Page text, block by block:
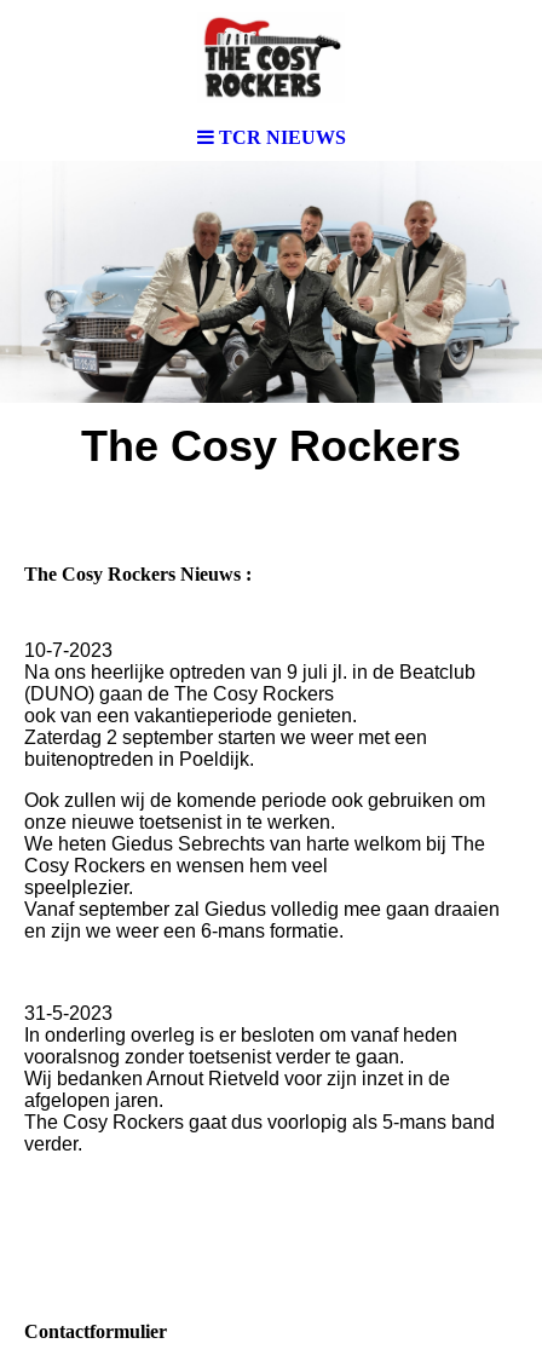
TCR NIEUWS
The Cosy Rockers
The Cosy Rockers Nieuws :
10-7-2023
Na ons heerlijke optreden van 9 juli jl. in de Beatclub
(DUNO) gaan de The Cosy Rockers
ook van een vakantieperiode genieten.
Zaterdag 2 september starten we weer met een
buitenoptreden in Poeldijk.
Ook zullen wij de komende periode ook gebruiken om
onze nieuwe toetsenist in te werken.
We heten Giedus Sebrechts van harte welkom bij The
Cosy Rockers en wensen hem veel
speelplezier.
Vanaf september zal Giedus volledig mee gaan draaien
en zijn we weer een 6-mans formatie.
31-5-2023
In onderling overleg is er besloten om vanaf heden
vooralsnog zonder toetsenist verder te gaan.
Wij bedanken Arnout Rietveld voor zijn inzet in de
afgelopen jaren.
The Cosy Rockers gaat dus voorlopig als 5-mans band
verder.
Contactformulier